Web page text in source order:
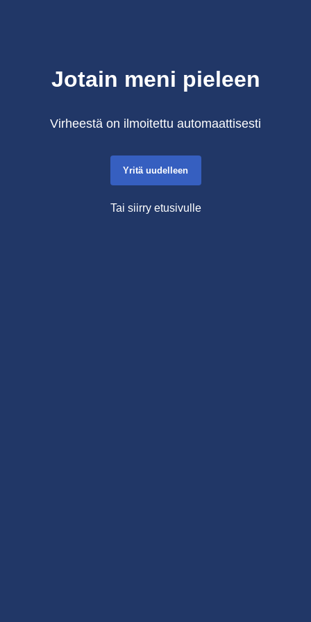
Jotain meni pieleen
Virheestä on ilmoitettu automaattisesti
Yritä uudelleen
Tai siirry etusivulle